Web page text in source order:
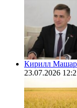
Кирилл
23.07.2026